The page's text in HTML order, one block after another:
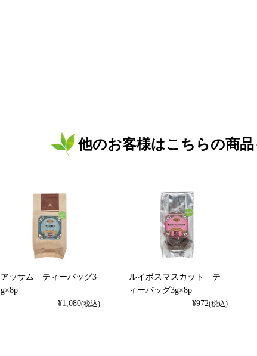
他のお客様はこちらの商
アッサム ティーバッグ3
g×8p
¥1,080(税込)
ルイボスマスカット テ
ィーバッグ3g×8p
¥972(税込)